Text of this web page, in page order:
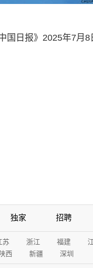
日报》2025年7月8
独家 招聘
苏 浙江 福建
陕西 新疆 深圳